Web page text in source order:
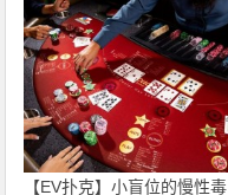
【EV扑克】小盲位的慢性毒